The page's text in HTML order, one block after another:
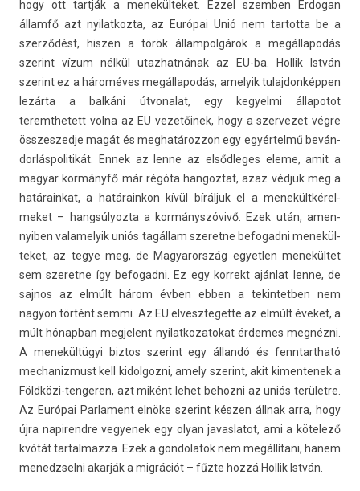
hogy ott tartják a menekül­teket. Ezzel szemb­en Er­dogan
államfő azt nyilat­kozta, az Európai Unió nem tar­totta be a
szerződést, hisz­en a török állam­polgárok a megál­lapodás
szerint vízum nélkül utaz­hatnának az EU-ba. Hol­lik István
szerint ez a hároméves megál­lapodás, amelyik tulaj­donképp­en
lezárta a balkáni útvonalat, egy kegyel­mi állapotot
teremthetett volna az EU vezetőinek, hogy a szer­vezet végre
összes­zedje magát és meg­határoz­zon egy egyértelmű be­ván­
dorlás­politikát. Ennek az lenne az el­sődleges eleme, amit a
magyar kormányfő már régóta han­goz­tat, azaz védjük meg a
határain­kat, a határain­kon kívül bíráljuk el a menekültkérel­
meket – han­gsúlyoz­ta a kormányszóvivő. Ezek után, amen­
nyib­en valamelyik uniós tagállam szeret­ne be­fogad­ni menekül­
teket, az tegye meg, de Magyarország egyetl­en menekültet
sem szeret­ne így be­fogad­ni. Ez egy kor­rekt ajánlat lenne, de
saj­nos az elmúlt három évben ebben a tekin­tetb­en nem
nagyon történt semmi. Az EU el­veszteget­te az elmúlt éveket, a
múlt hónap­ban meg­jelent nyilat­kozatokat érdemes megnézni.
A menekültügyi bi­ztos szerint egy állandó és fenntartható
mech­aniz­must kell kidol­gozni, amely szerint, akit kimen­tenek a
Földközi-tengeren, azt miként lehet be­hoz­ni az uniós területre.
Az Európai Par­la­ment elnöke szerint készen állnak arra, hogy
újra napirendre vegyenek egy olyan javas­latot, ami a kötelező
kvótát tar­talmaz­za. Ezek a gon­dolatok nem megállítani, hanem
menedzsel­ni akarják a migrációt – fűzte hozzá Hol­lik István.